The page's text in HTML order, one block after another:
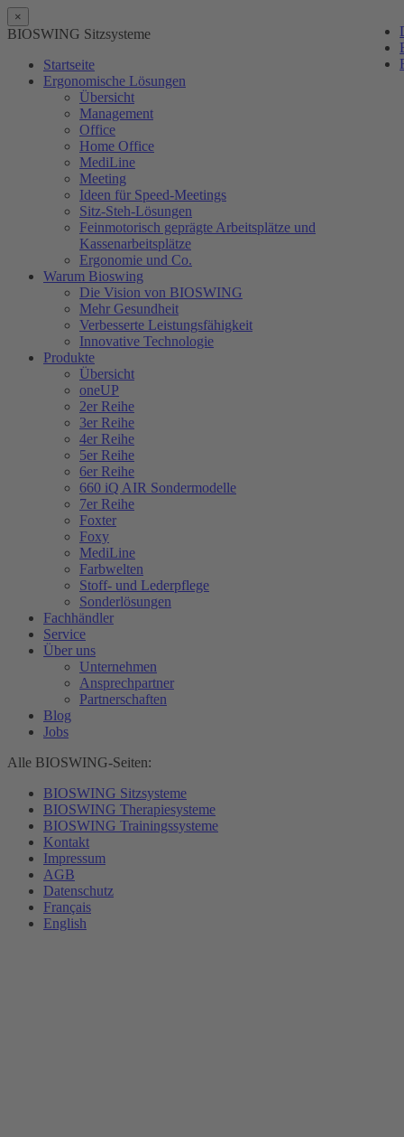
×
BIOSWING Sitzsysteme
Startseite
Ergonomische Lösungen
Übersicht
Management
Office
Home Office
MediLine
Meeting
Ideen für Speed-Meetings
Sitz-Steh-Lösungen
Feinmotorisch geprägte Arbeitsplätze und
Kassenarbeitsplätze
Ergonomie und Co.
Warum Bioswing
Die Vision von BIOSWING
Mehr Gesundheit
Verbesserte Leistungsfähigkeit
Innovative Technologie
Produkte
Übersicht
oneUP
2er Reihe
3er Reihe
4er Reihe
5er Reihe
6er Reihe
660 iQ AIR Sondermodelle
7er Reihe
Foxter
Foxy
MediLine
Farbwelten
Stoff- und Lederpflege
Sonderlösungen
Fachhändler
Service
Über uns
Unternehmen
Ansprechpartner
Partnerschaften
Blog
Jobs
Alle BIOSWING-Seiten:
BIOSWING Sitzsysteme
BIOSWING Therapiesysteme
BIOSWING Trainingssysteme
Kontakt
Impressum
AGB
Datenschutz
Français
English